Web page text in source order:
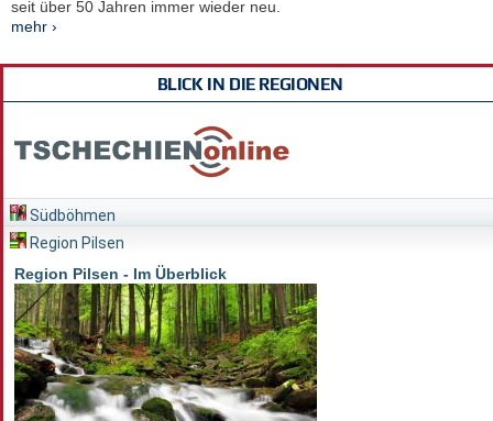
seit über 50 Jahren immer wieder neu.
mehr ›
BLICK IN DIE REGIONEN
Südböhmen
Region Pilsen
Region Pilsen - Im Überblick